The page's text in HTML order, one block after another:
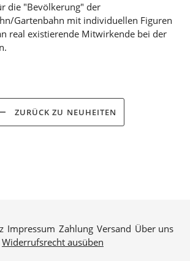
die "Bevölkerung" der
Gartenbahn mit individuellen Figuren
real existierende Mitwirkende bei der
ZURÜCK ZU NEUHEITEN
Impressum Zahlung Versand Über uns
Widerrufsrecht ausüben